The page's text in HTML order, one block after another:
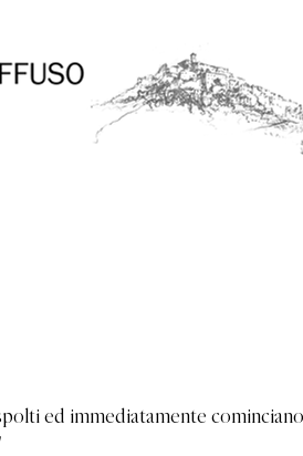
ed immediatamente